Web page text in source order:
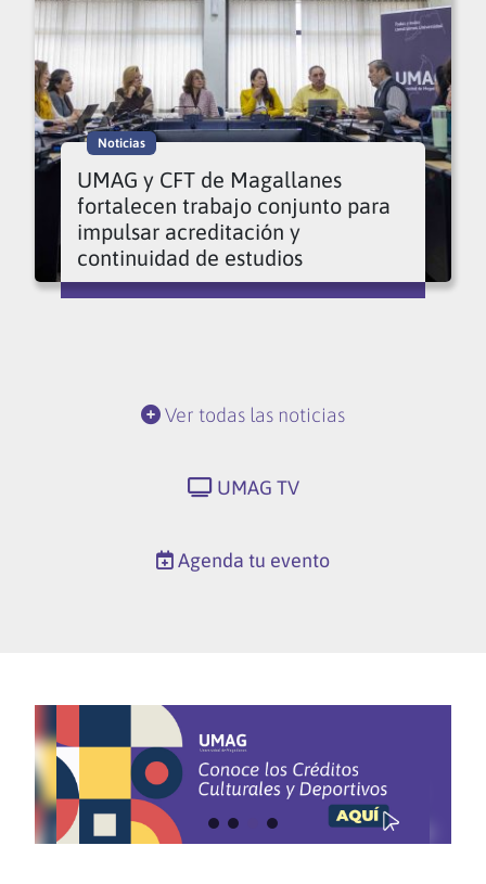
Noticias
UMAG y CFT de Magallanes
fortalecen trabajo conjunto para
impulsar acreditación y
continuidad de estudios
Ver todas las noticias
UMAG TV
Agenda tu evento